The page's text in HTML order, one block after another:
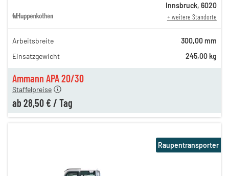
Ammann APA 20/30
80,00 €
39,00 €
Staffelpreise
ab 28,50 € / Tag
Innsbruck, 6020
+ weitere Standorte
Arbeitsbreite
300,00 mm
Einsatzgewicht
245,00 kg
Raupentransporter